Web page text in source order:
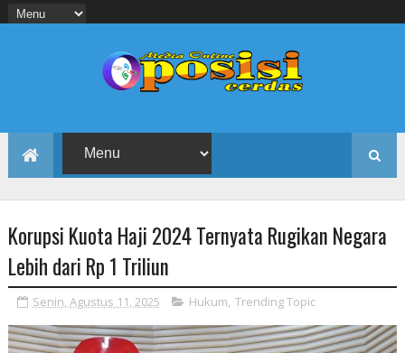
Korupsi Kuota Haji 2024 Ternyata Rugikan Negara
Lebih dari Rp 1 Triliun
Senin, Agustus 11, 2025 Hukum, Trending Topic